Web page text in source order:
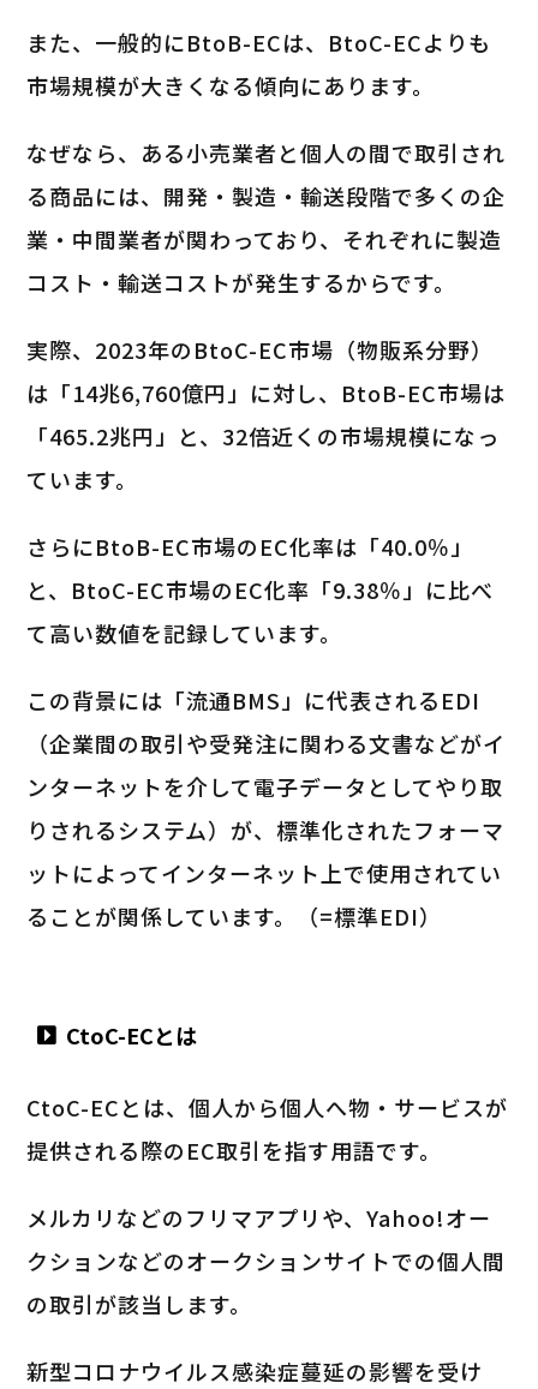
また、一般的にBtoB-ECは、BtoC-ECよりも
市場規模が大きくなる傾向にあります。
なぜなら、ある小売業者と個人の間で取引され
る商品には、開発・製造・輸送段階で多くの企
業・中間業者が関わっており、それぞれに製造
コスト・輸送コストが発生するからです。
実際、2023年のBtoC-EC市場（物販系分野）
は「14兆6,760億円」に対し、BtoB-EC市場は
「465.2兆円」と、32倍近くの市場規模になっ
ています。
さらにBtoB-EC市場のEC化率は「40.0％」
と、BtoC-EC市場のEC化率「9.38％」に比べ
て高い数値を記録しています。
この背景には「流通BMS」に代表されるEDI
（企業間の取引や受発注に関わる文書などがイ
ンターネットを介して電子データとしてやり取
りされるシステム）が、標準化されたフォーマ
ットによってインターネット上で使用されてい
ることが関係しています。（=標準EDI）
CtoC-ECとは
CtoC-ECとは、個人から個人へ物・サービスが
提供される際のEC取引を指す用語です。
メルカリなどのフリマアプリや、Yahoo!オー
クションなどのオークションサイトでの個人間
の取引が該当します。
新型コロナウイルス感染症蔓延の影響を受け